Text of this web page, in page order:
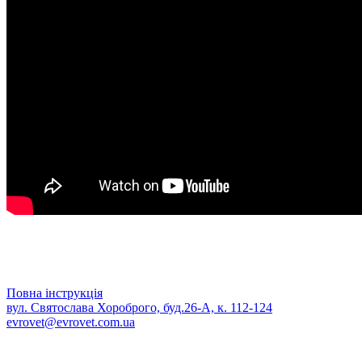
Повна інструкція
вул. Святослава Хороброго, буд.26-А, к. 112-124
evrovet@evrovet.com.ua